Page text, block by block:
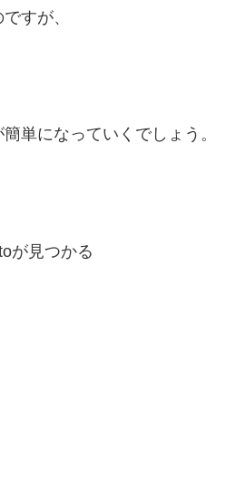
すが、
単になっていくでしょう。
が見つかる